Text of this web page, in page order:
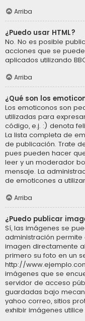
Arriba
¿Puedo usar HTML?
No. No es posible
acciones que se
aplicados utilizando
Arriba
¿Qué son los
Los emoticonos son
utilizadas para
código, e.j. :) denota
La lista completa de
de publicación. Trate
pues pueden hacer
leer y un moderador
mensaje. La
de emoticones a
Arriba
¿Puedo publicar
Sí, las imágenes se
administración permite
imagen directamente
primero su foto en un
http://
imágenes que se
servidor de acceso
guardadas bajo
yahoo correo, sitios
exhibir imágenes